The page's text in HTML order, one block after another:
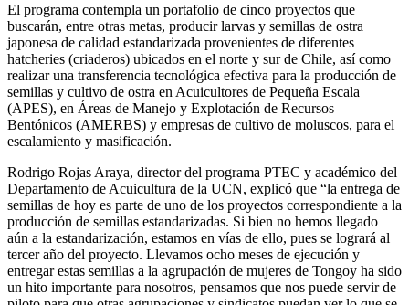
El programa contempla un portafolio de cinco proyectos que
buscarán, entre otras metas, producir larvas y semillas de ostra
japonesa de calidad estandarizada provenientes de diferentes
hatcheries (criaderos) ubicados en el norte y sur de Chile, así como
realizar una transferencia tecnológica efectiva para la producción de
semillas y cultivo de ostra en Acuicultores de Pequeña Escala
(APES), en Áreas de Manejo y Explotación de Recursos
Bentónicos (AMERBS) y empresas de cultivo de moluscos, para el
escalamiento y masificación.
Rodrigo Rojas Araya, director del programa PTEC y académico del
Departamento de Acuicultura de la UCN, explicó que “la entrega de
semillas de hoy es parte de uno de los proyectos correspondiente a la
producción de semillas estandarizadas. Si bien no hemos llegado
aún a la estandarización, estamos en vías de ello, pues se logrará al
tercer año del proyecto. Llevamos ocho meses de ejecución y
entregar estas semillas a la agrupación de mujeres de Tongoy ha sido
un hito importante para nosotros, pensamos que nos puede servir de